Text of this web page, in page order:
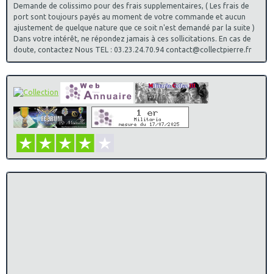
Demande de colissimo pour des frais supplementaires, ( Les frais de
port sont toujours payés au moment de votre commande et aucun
ajustement de quelque nature que ce soit n'est demandé par la suite )
Dans votre intérêt, ne répondez jamais à ces sollicitations. En cas de
doute, contactez Nous TEL : 03.23.24.70.94 contact@collectpierre.fr